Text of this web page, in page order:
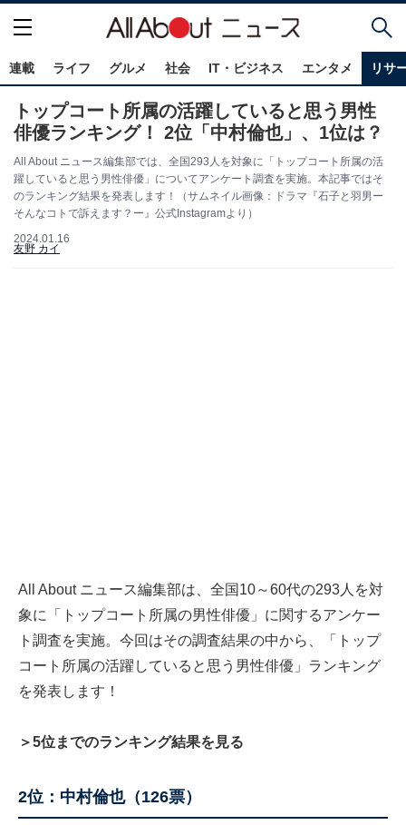
連載 ライフ グルメ 社会 IT・ビジネス エンタメ リサ
トップコート所属の活躍していると思う男性
俳優ランキング！ 2位「中村倫也」、1位は？
All About ニュース編集部では、全国293人を対象に「トップコート所属の活
躍していると思う男性俳優」についてアンケート調査を実施。本記事ではそ
のランキング結果を発表します！（サムネイル画像：ドラマ『石子と羽男ー
そんなコトで訴えます？ー』公式Instagramより）
2024.01.16
友野 カイ
All About ニュース編集部は、全国10～60代の293人を対
象に「トップコート所属の男性俳優」に関するアンケー
ト調査を実施。今回はその調査結果の中から、「トップ
コート所属の活躍していると思う男性俳優」ランキング
を発表します！
＞5位までのランキング結果を見る
2位：中村倫也（126票）